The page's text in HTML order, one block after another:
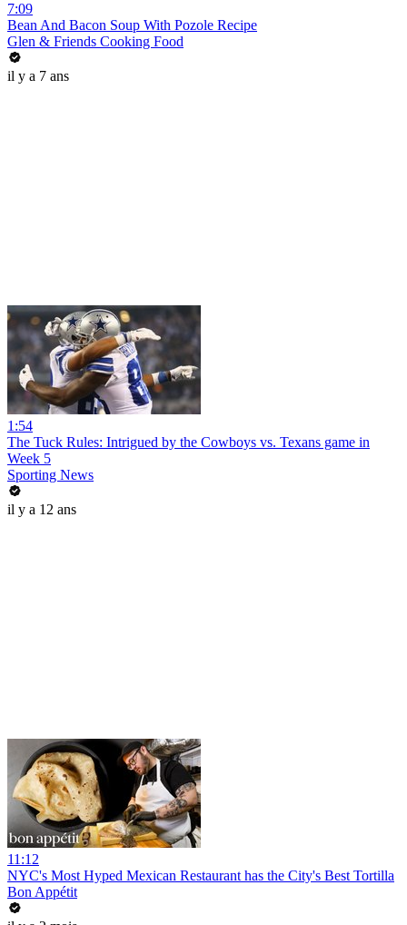
7:09
Bean And Bacon Soup With Pozole Recipe
Glen & Friends Cooking Food
il y a 7 ans
1:54
The Tuck Rules: Intrigued by the Cowboys vs. Texans game in
Week 5
Sporting News
il y a 12 ans
11:12
NYC's Most Hyped Mexican Restaurant has the City's Best Tortilla
Bon Appétit